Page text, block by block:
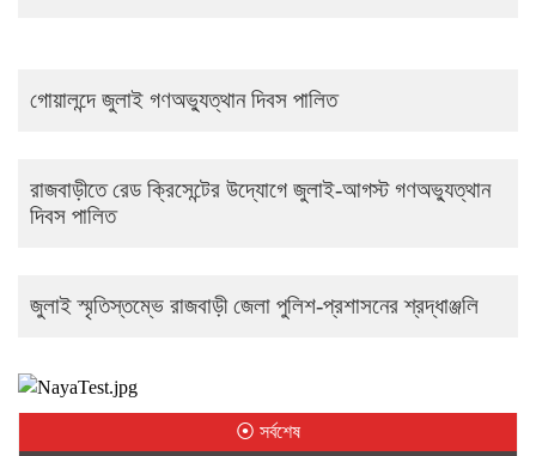
গোয়ালন্দে জুলাই গণঅভ্যুত্থান দিবস পালিত
রাজবাড়ীতে রেড ক্রিসেন্টের উদ্যোগে জুলাই-আগস্ট গণঅভ্যুত্থান
দিবস পালিত
জুলাই স্মৃতিস্তম্ভে রাজবাড়ী জেলা পুলিশ-প্রশাসনের শ্রদ্ধাঞ্জলি
⦿ সর্বশেষ